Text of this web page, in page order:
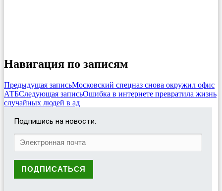
Навигация по записям
Предыдущая записьМосковский спецназ снова окружил офис
АТБСледующая записьОшибка в интернете превратила жизнь
случайных людей в ад
Подпишись на новости: